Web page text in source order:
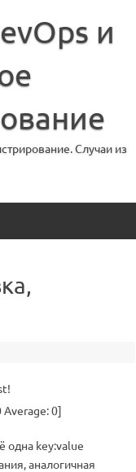
и
Случаи из
Average:0]
key:value
аналогичная